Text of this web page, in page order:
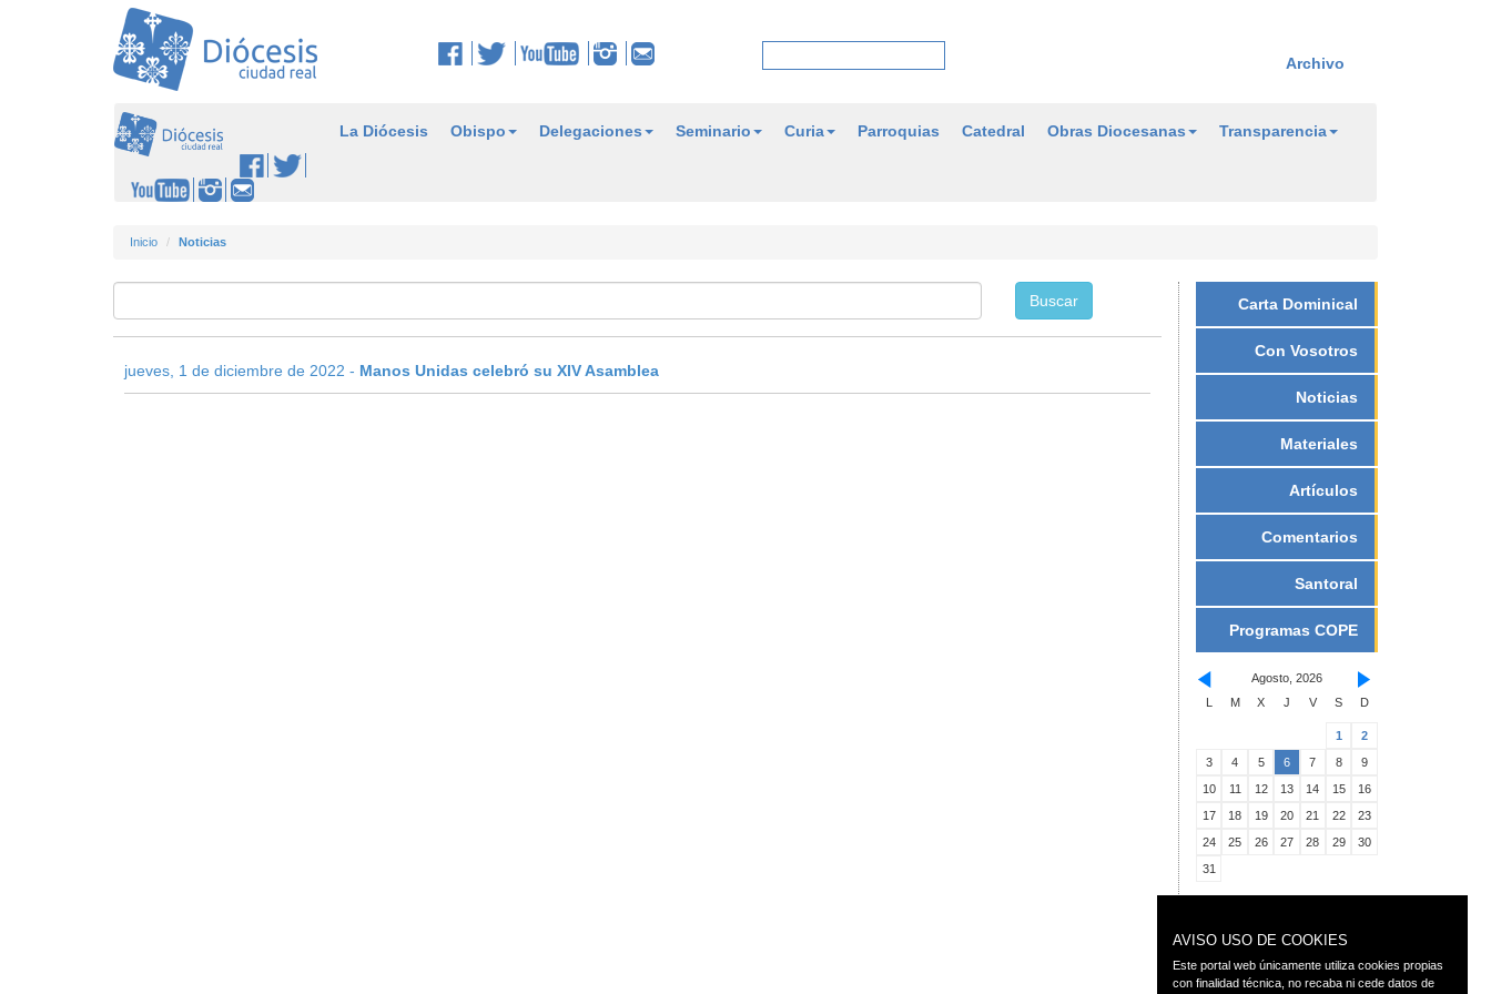
Archivo
La Diócesis Obispo Delegaciones Seminario Curia Parroquias Catedral Obras Diocesanas Transparencia
Inicio Noticias
jueves, 1 de diciembre de 2022 - Manos Unidas celebró su XIV Asamblea
Carta Dominical
Con Vosotros
Noticias
Materiales
Artículos
Comentarios
Santoral
Programas COPE
Agosto, 2026
L
M X J V S D
1
2
3
4 5 6 7 8
9
10
11 12 13 14 15
16
17
18 19 20 21 22
23
24
25 26 27 28 29
30
31
AVISO USO DE COOKIES
Este portal web únicamente utiliza cookies propias
con finalidad técnica, no recaba ni cede datos de